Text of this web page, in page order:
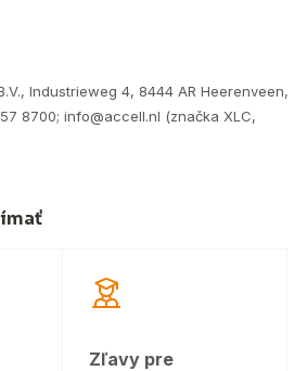
Industrieweg 4, 8444 AR Heerenveen,
8700; info@accell.nl (značka XLC,
Zľavy pre